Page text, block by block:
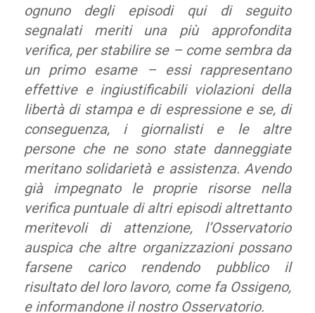
ognuno degli episodi qui di seguito
segnalati meriti una più approfondita
verifica, per stabilire se – come sembra da
un primo esame – essi rappresentano
effettive e ingiustificabili viola­­­­­­­­­­­­zioni della
libertà di stampa e di espressione e se, di
conseguenza, i giornalisti e le altre
persone che ne sono state danneggiate
meritano solidarietà e assistenza. Avendo
già impegnato le proprie risorse nella
verifica puntuale di altri episodi altrettanto
meritevoli di attenzione, l’Osservatorio
auspica che altre organizzazioni possano
farsene carico rendendo pubblico il
risultato del loro lavoro, come fa Ossigeno,
e informandone il nostro Osservatorio.